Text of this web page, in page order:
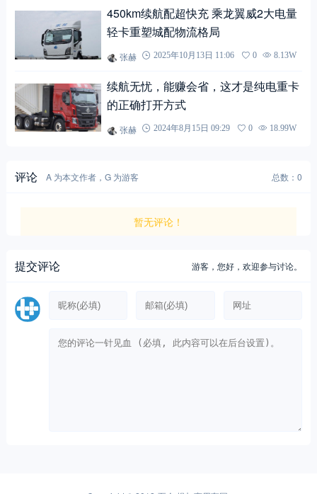
450km续航配超快充 乘龙翼威2大电量
轻卡重塑城配物流格局
张赫 2025年10月13日 11:06 0 8.13W
续航无忧，能赚会省，这才是纯电重卡
的正确打开方式
张赫 2024年8月15日 09:29 0 18.99W
评论 A 为本文作者，G 为游客 总数：0
暂无评论！
提交评论 游客，您好，欢迎参与讨论。